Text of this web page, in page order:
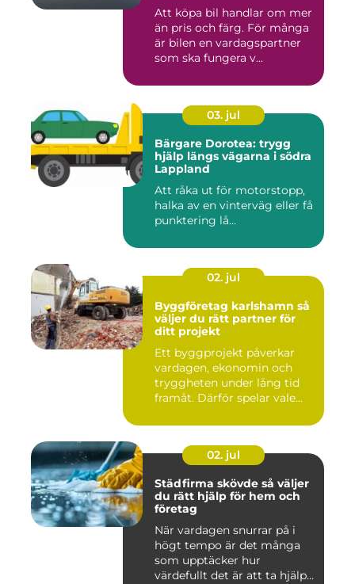
Att köpa bil handlar om mer
än pris och färg. För många
är bilen en vardagspartner
som ska fungera v...
03. jul
Bärgare Dorotea: trygg
hjälp längs vägarna i södra
Lappland
Att råka ut för motorstopp,
halka av en vinterväg eller få
punktering lå...
02. jul
Byggföretag karlshamn så
väljer du rätt partner för
ditt projekt
Ett byggprojekt påverkar
vardagen, ekonomin och
tryggheten under lång tid
framåt. Därför spelar vale...
02. jul
Städfirma skövde så väljer
du rätt hjälp för hem och
företag
När vardagen snurrar på i
högt tempo är det många
som upptäcker hur
värdefullt det är att ta hjälp